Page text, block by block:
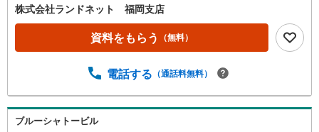
株式会社ランドネット 福岡支店
資料をもらう （無料）
電話する （通話料無料）
ブルーシャトービル